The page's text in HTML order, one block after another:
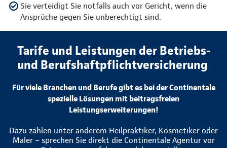
Sie verteidigt Sie notfalls auch vor Gericht, wenn die
Ansprüche gegen Sie unberechtigt sind.
Tarife und Leistungen der Betriebs-
und Berufshaftpflichtversicherung
Für viele Branchen und Berufe gibt es bei der Continentale
spezielle Lösungen mit beitragsfreien
Leistungserweiterungen!
Dazu zählen unter anderem Heilpraktiker, Kosmetiker oder
Maler – sprechen Sie direkt die Continentale Agentur vor